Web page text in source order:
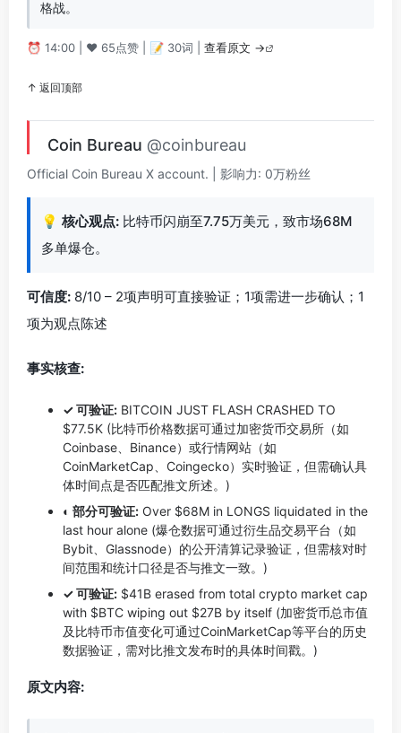
格战。
⏰ 14:00 | ❤️ 65点赞 | 📝 30词 | 查看原文 →
↑ 返回顶部
Coin Bureau @coinbureau
Official Coin Bureau X account. | 影响力: 0万粉丝
💡 核心观点: 比特币闪崩至7.75万美元，致市场68M
多单爆仓。
可信度: 8/10 – 2项声明可直接验证；1项需进一步确认；1
项为观点陈述
事实核查:
✓ 可验证: BITCOIN JUST FLASH CRASHED TO
$77.5K (比特币价格数据可通过加密货币交易所（如
Coinbase、Binance）或行情网站（如
CoinMarketCap、Coingecko）实时验证，但需确认具
体时间点是否匹配推文所述。)
◐ 部分可验证: Over $68M in LONGS liquidated in the
last hour alone (爆仓数据可通过衍生品交易平台（如
Bybit、Glassnode）的公开清算记录验证，但需核对时
间范围和统计口径是否与推文一致。)
✓ 可验证: $41B erased from total crypto market cap
with $BTC wiping out $27B by itself (加密货币总市值
及比特币市值变化可通过CoinMarketCap等平台的历史
数据验证，需对比推文发布时的具体时间戳。)
原文内容: